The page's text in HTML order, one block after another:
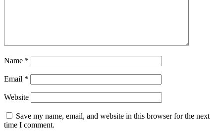
Name *
Email *
Website
Save my name, email, and website in this browser for the next
time I comment.